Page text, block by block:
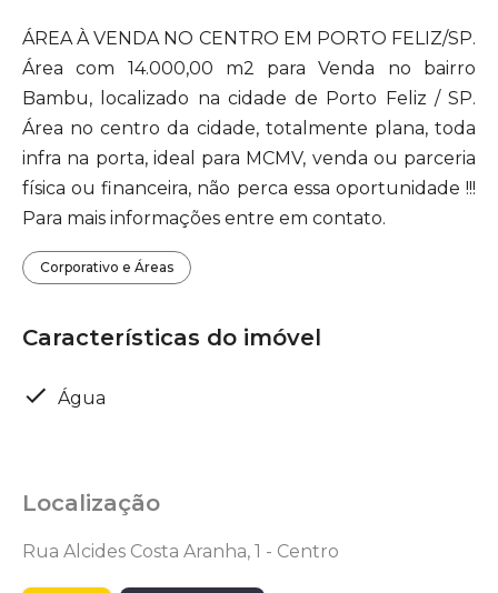
ÁREA À VENDA NO CENTRO EM PORTO FELIZ/SP.
Área com 14.000,00 m2 para Venda no bairro
Bambu, localizado na cidade de Porto Feliz / SP.
Área no centro da cidade, totalmente plana, toda
infra na porta, ideal para MCMV, venda ou parceria
física ou financeira, não perca essa oportunidade !!!
Para mais informações entre em contato.
Corporativo e Áreas
Características do imóvel
Água
Localização
Rua Alcides Costa Aranha, 1 - Centro